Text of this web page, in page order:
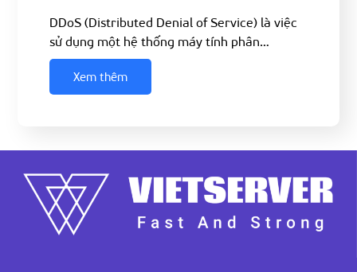
DDoS (Distributed Denial of Service) là việc
sử dụng một hệ thống máy tính phân…
Xem thêm